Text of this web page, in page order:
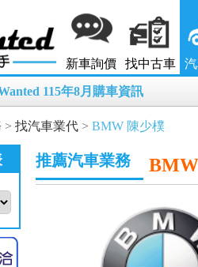
新車詢價 找中古車
115年8月購車資訊
> 找汽車業代 > BMW 陳少樸
推薦汽車業務 BMW